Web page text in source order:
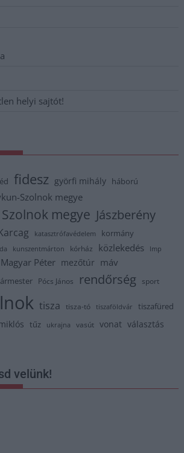
helyi sajtót!
fidesz györfi mihály háború
Szolnok megye
megye Jászberény
katasztrófavédelem kormány
kunszentmárton kórház közlekedés lmp
Magyar Péter mezőtúr máv
Pócs János rendőrség sport
tisza tisza-tó tiszaföldvár tiszafüred
tűz ukrajna vasút vonat választás
velünk!